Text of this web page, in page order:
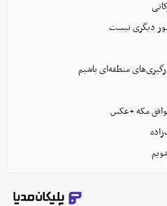
دیگری نیست
منطقه‌ای باشیم
مکه +عکس